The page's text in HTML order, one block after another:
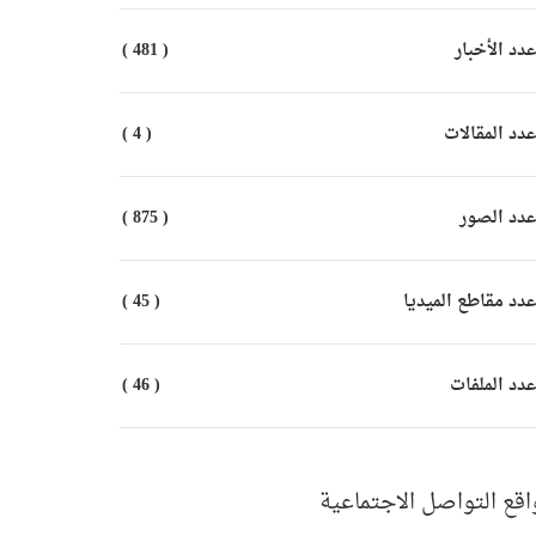
عدد الأخبار ( 481 )
عدد المقالات ( 4 )
عدد الصور ( 875 )
عدد مقاطع الميديا ( 45 )
عدد الملفات ( 46 )
التواصل الاجتماعية